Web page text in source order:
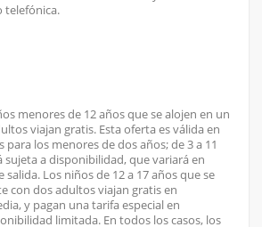
telefónica.
menores de 12 años que se alojen en un
viajan gratis. Esta oferta es válida en
los menores de dos años; de 3 a 11
sujeta a disponibilidad, que variará en
salida. Los niños de 12 a 17 años que se
con dos adultos viajan gratis en
y pagan una tarifa especial en
limitada. En todos los casos, los